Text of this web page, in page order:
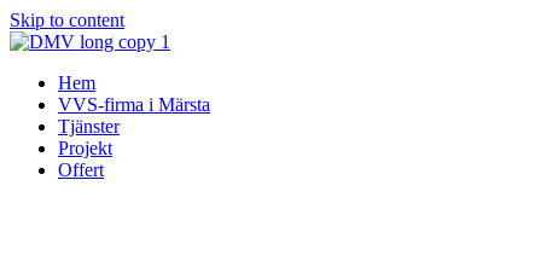
Skip to content
Hem
VVS-firma i Märsta
Tjänster
Projekt
Offert